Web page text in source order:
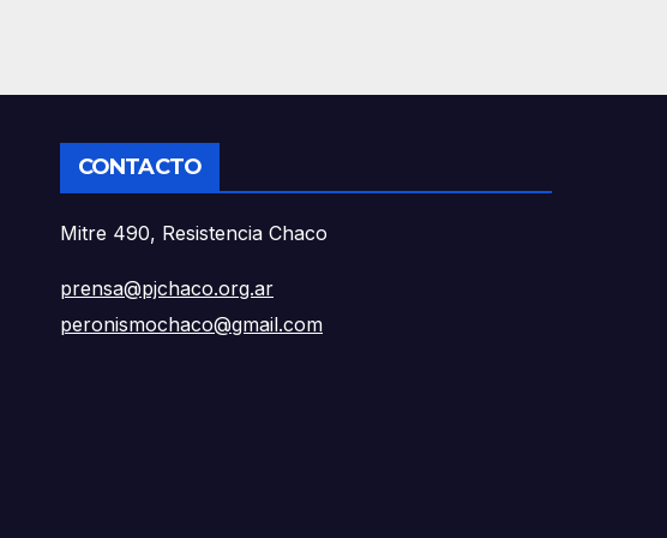
CONTACTO
Mitre 490, Resistencia Chaco
prensa@pjchaco.org.ar
peronismochaco@gmail.com